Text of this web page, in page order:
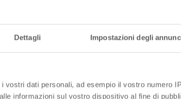
Dettagli Impostazioni degli
vostri dati personali, ad esempio il vostro numero
informazioni sul vostro dispositivo al fine di
integratori alimentari
dividere?
quelli che trovi nello shop di BioTechUSA